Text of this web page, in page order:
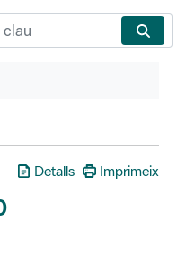
Detalls Imprimeix